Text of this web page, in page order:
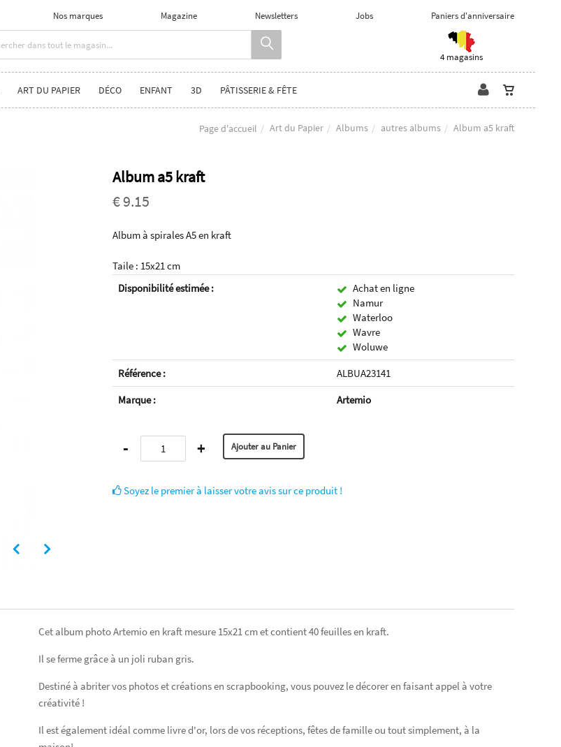
Nos marques Magazine Newsletters Jobs Paniers d'anniversaire
4 magasins
ART DU PAPIER DÉCO ENFANT 3D PÂTISSERIE & FÊTE
Page d'accueil Art du Papier Albums autres albums Album a5 kraft
Album a5 kraft
€ 9.15
Album à spirales A5 en kraft
Taile : 15x21 cm
Disponibilité estimée :
Achat en ligne
Namur
Waterloo
Wavre
Woluwe
Référence :
ALBUA23141
Marque :
Artemio
- +
Soyez le premier à laisser votre avis sur ce produit !
Cet album photo Artemio en kraft mesure 15x21 cm et contient 40 feuilles en kraft.
Il se ferme grâce à un joli ruban gris.
Destiné à abriter vos photos et créations en scrapbooking, vous pouvez le décorer en faisant appel à votre
créativité !
Il est également idéal comme livre d'or, lors de vos réceptions, fêtes de famille ou tout simplement, à la